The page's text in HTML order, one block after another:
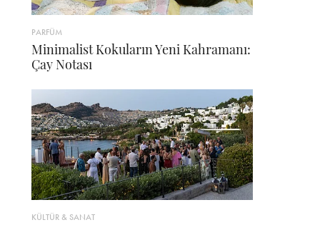
PARFÜM
Minimalist Kokuların Yeni Kahramanı:
Çay Notası
KÜLTÜR & SANAT